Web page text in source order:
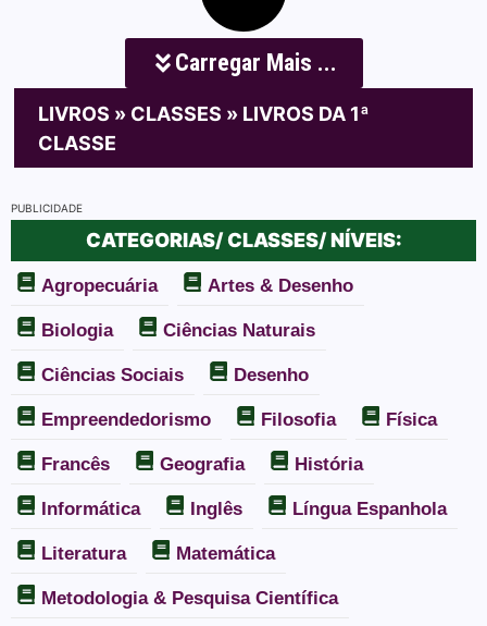
Carregar Mais ...
LIVROS » CLASSES » LIVROS DA 1ª
CLASSE
PUBLICIDADE
CATEGORIAS/ CLASSES/ NÍVEIS:
Agropecuária Artes & Desenho
Biologia Ciências Naturais
Ciências Sociais Desenho
Empreendedorismo Filosofia Física
Francês Geografia História
Informática Inglês Língua Espanhola
Literatura Matemática
Metodologia & Pesquisa Científica